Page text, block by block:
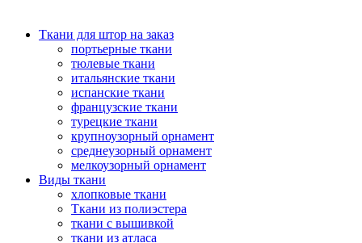
Ткани для штор на заказ
портьерные ткани
тюлевые ткани
итальянские ткани
испанские ткани
французские ткани
турецкие ткани
крупноузорный орнамент
среднеузорный орнамент
мелкоузорный орнамент
Виды ткани
хлопковые ткани
Ткани из полиэстера
ткани с вышивкой
ткани из атласа